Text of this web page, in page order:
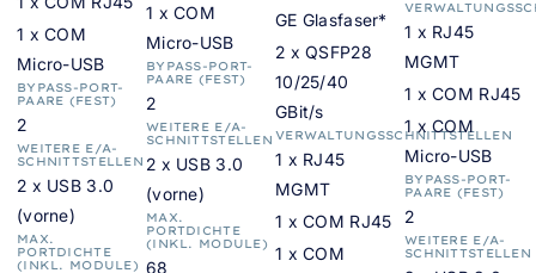
1 x COM
Micro-USB
BYPASS-PORT-
PAARE (FEST)
2
WEITERE E/A-
SCHNITTSTELLEN
2 x USB 3.0
(vorne)
MAX.
PORTDICHTE
(INKL. MODULE)
1 x COM
Micro-USB
BYPASS-PORT-
PAARE (FEST)
2
WEITERE E/A-
SCHNITTSTELLEN
2 x USB 3.0
(vorne)
MAX.
PORTDICHTE
(INKL. MODULE)
68
GE Glasfaser*
2 x QSFP28
10/25/40
GBit/s
VERWALTUNGSSCHNITTSTELLEN
1 x RJ45
MGMT
1 x COM RJ45
1 x COM
1 x RJ45
MGMT
1 x COM RJ45
1 x COM
Micro-USB
BYPASS-PORT-
PAARE (FEST)
2
WEITERE E/A-
SCHNITTSTELLEN